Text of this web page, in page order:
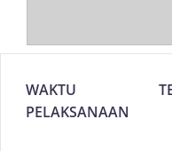
WAKTU
PELAKSANAAN